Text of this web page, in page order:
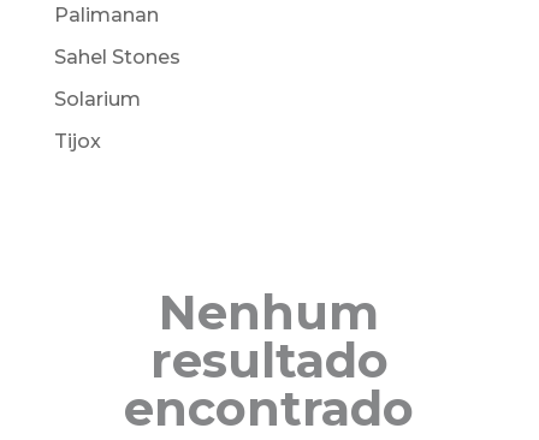
Palimanan
Sahel Stones
Solarium
Tijox
Nenhum
resultado
encontrado